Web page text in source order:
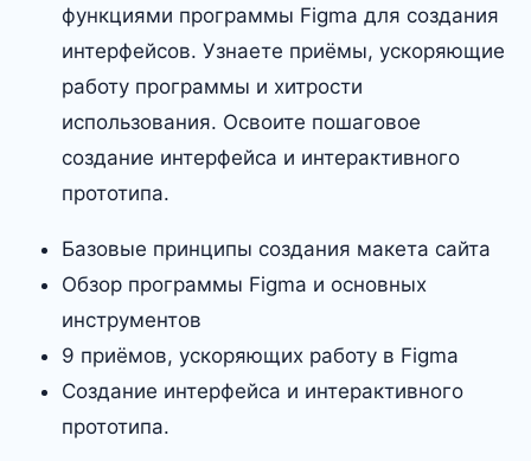
функциями программы Figma для создания
интерфейсов. Узнаете приёмы, ускоряющие
работу программы и хитрости
использования. Освоите пошаговое
создание интерфейса и интерактивного
прототипа.
Базовые принципы создания макета сайта
Обзор программы Figma и основных
инструментов
9 приёмов, ускоряющих работу в Figma
Создание интерфейса и интерактивного
прототипа.